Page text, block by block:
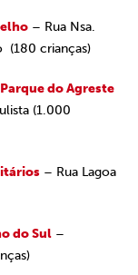
– Rua Nsa.
(180 crianças)
do Agreste
(1.000
– Rua Lagoa
do Sul –